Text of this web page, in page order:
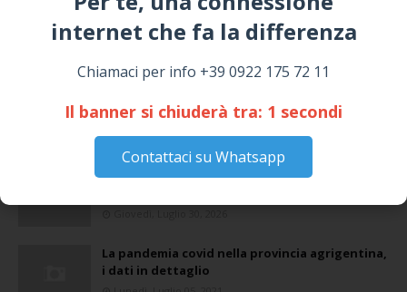
ai cittadini
Domenica, Novembre 22, 2020
Stefano Bissi entra nella Strada degli
La pandemia covid nella provincia agrigentina,
i dati in dettaglio